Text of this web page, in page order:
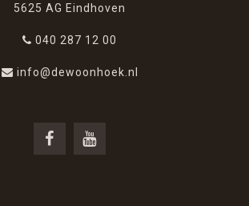
5625 AG Eindhoven
040 287 12 00
info@dewoonhoek.nl